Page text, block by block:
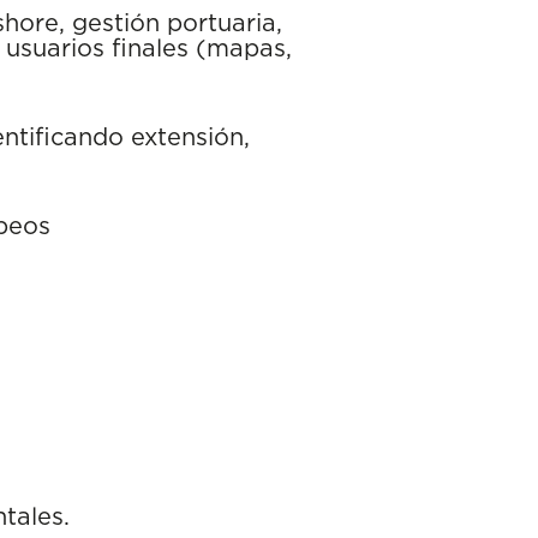
gestión portuaria,
finales (mapas,
extensión,